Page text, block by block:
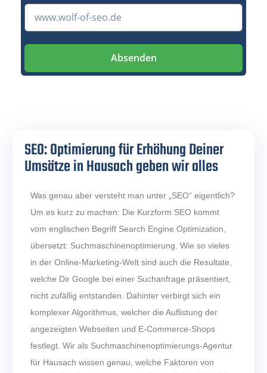
Absenden
SEO: Optimierung für Erhöhung Deiner
Umsätze in Hausach geben wir alles
Was genau aber versteht man unter „SEO“ eigentlich?
Um es kurz zu machen: Die Kurzform SEO kommt
vom englischen Begriff Search Engine Optimization,
übersetzt: Suchmaschinenoptimierung. Wie so vieles
in der Online-Marketing-Welt sind auch die Resultate,
welche Dir Google bei einer Suchanfrage präsentiert,
nicht zufällig entstanden. Dahinter verbirgt sich ein
komplexer Algorithmus, welcher die Auflistung der
angezeigten Webseiten und E-Commerce-Shops
festlegt. Wir als Suchmaschinenoptimierungs-Agentur
für Hausach wissen genau, welche Faktoren von